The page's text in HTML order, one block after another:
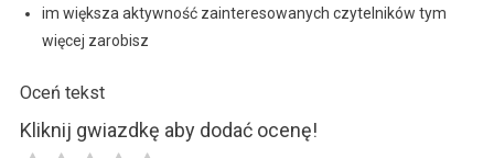
im większa aktywność zainteresowanych czytelników tym
więcej zarobisz
Oceń tekst
Kliknij gwiazdkę aby dodać ocenę!